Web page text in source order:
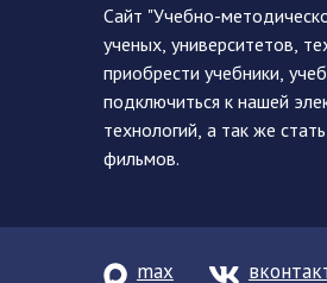
Сайт "Учебно-
ученых, университетов,
приобрести учебники,
подключиться к нашей
технологий, а так же
фильмов.
max